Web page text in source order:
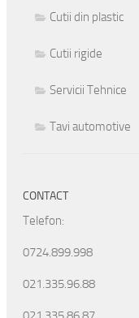
Cutii din plastic
Cutii rigide
Servicii Tehnice
Tavi automotive
CONTACT
Telefon:
0724.899.998
021.335.96.88